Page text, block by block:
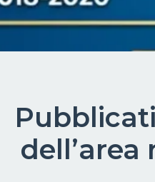
dell’area